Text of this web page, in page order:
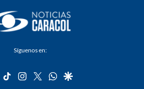
Síguenos en:
facebook
tiktok instagram
twitterwhatsapp
google